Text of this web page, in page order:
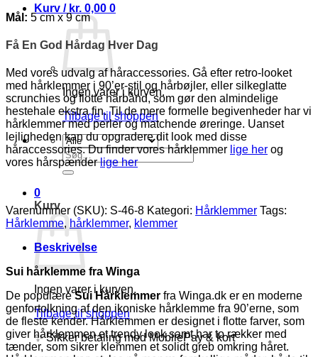
Kurv / kr. 0,00 0
Ingen varer i kurven.
Tilbage til shoppen
Søg
efter:
0
Kurv
Ingen varer i kurven.
Tilbage til shoppen
✨ Sikker betaling med MobilePay & kort
Mål: 5 cm x 9 cm
Få En God Hårdag Hver Dag
Med vores udvalg af håraccessories. Gå efter retro-looket
med hårklemmer i 90’er-stil og hårbøjler, eller silkeglatte
scrunchies og flotte hårbånd, som gør den almindelige
hestehale ekstra fin. Til de mere formelle begivenheder har vi
hårklemmer med perler og matchende øreringe. Uanset
lejligheden kan du opgradere dit look med disse
håraccessories. Du finder vores hårklemmer lige her og
vores hårspænderlige her
Varenummer (SKU): S-46-8 Kategori: Hårklemmer Tags:
Hårklemme, hårklemmer, klemmer
Beskrivelse
Sui hårklemme fra Winga
De populæreSui Hårklemmer fra Winga.dk er en moderne
genfortolkning af den ikoniske hårklemme fra 90’erne, som
de fleste kender. Hårklemmen er designet i flotte farver, som
giver hårklemmen et trendy look samt har to rækker med
tænder, som sikrer klemmen et solidt greb omkring håret.